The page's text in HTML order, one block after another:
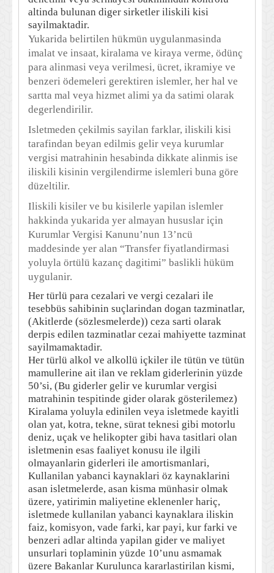
altinda bulunan diger sirketler iliskili kisi
sayilmaktadir.
Yukarida belirtilen hükmün uygulanmasinda
imalat ve insaat, kiralama ve kiraya verme, ödünç
para alinmasi veya verilmesi, ücret, ikramiye ve
benzeri ödemeleri gerektiren islemler, her hal ve
sartta mal veya hizmet alimi ya da satimi olarak
degerlendirilir.
Isletmeden çekilmis sayilan farklar, iliskili kisi
tarafindan beyan edilmis gelir veya kurumlar
vergisi matrahinin hesabinda dikkate alinmis ise
iliskili kisinin vergilendirme islemleri buna göre
düzeltilir.
Iliskili kisiler ve bu kisilerle yapilan islemler
hakkinda yukarida yer almayan hususlar için
Kurumlar Vergisi Kanunu’nun 13’ncü
maddesinde yer alan “Transfer fiyatlandirmasi
yoluyla örtülü kazanç dagitimi” baslikli hüküm
uygulanir.
Her türlü para cezalari ve vergi cezalari ile
tesebbüs sahibinin suçlarindan dogan tazminatlar,
(Akitlerde (sözlesmelerde)) ceza sarti olarak
derpis edilen tazminatlar cezai mahiyette tazminat
sayilmamaktadir.
Her türlü alkol ve alkollü içkiler ile tütün ve tütün
mamullerine ait ilan ve reklam giderlerinin yüzde
50’si, (Bu giderler gelir ve kurumlar vergisi
matrahinin tespitinde gider olarak gösterilemez)
Kiralama yoluyla edinilen veya isletmede kayitli
olan yat, kotra, tekne, sürat teknesi gibi motorlu
deniz, uçak ve helikopter gibi hava tasitlari olan
isletmenin esas faaliyet konusu ile ilgili
olmayanlarin giderleri ile amortismanlari,
Kullanilan yabanci kaynaklari öz kaynaklarini
asan isletmelerde, asan kisma münhasir olmak
üzere, yatirimin maliyetine eklenenler hariç,
isletmede kullanilan yabanci kaynaklara iliskin
faiz, komisyon, vade farki, kar payi, kur farki ve
benzeri adlar altinda yapilan gider ve maliyet
unsurlari toplaminin yüzde 10’unu asmamak
üzere Bakanlar Kurulunca kararlastirilan kismi,